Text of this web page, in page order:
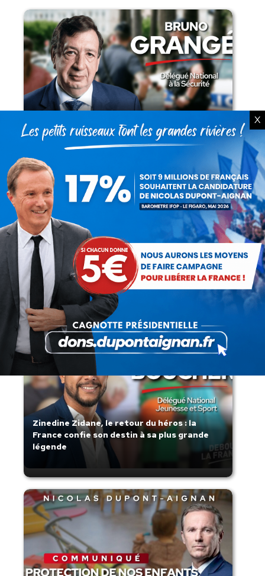
armes par les forces de l’ordre
Lorsque tout flambe et que l’État
s’affaisse.
Zinedine Zidane, le retour du héros : la
France confie son destin à sa plus grande
légende
X